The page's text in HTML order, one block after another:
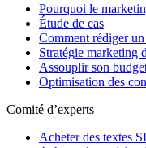
Pourquoi le
Étude de cas
Comment rédiger
Stratégie marketing
Assouplir son
Optimisation des
Comité d’experts
Acheter des textes